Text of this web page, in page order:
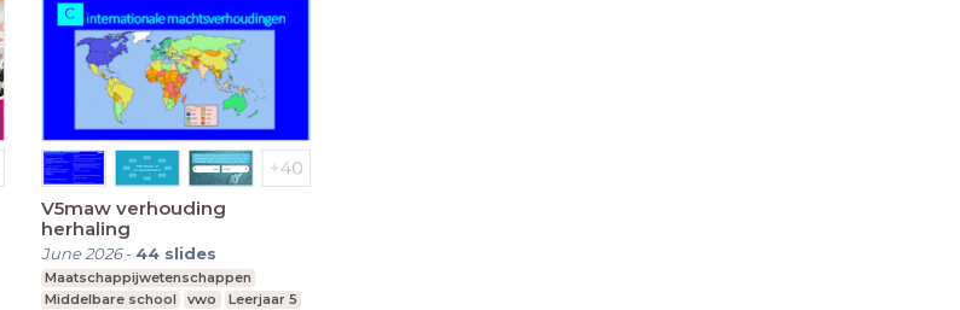
V5maw verhouding
herhaling
June 2026- 44 slides
Maatschappijwetenschappen
Middelbare school
vwo Leerjaar 5